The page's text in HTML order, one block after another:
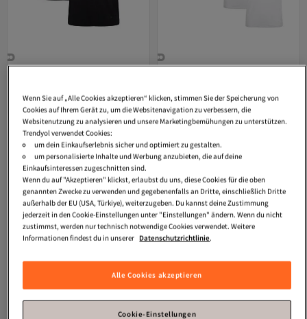
Rundhals, Single Jersey
Gratis Versand
Versand Kostenlos
42,45€
Rundhals, Single Jersey
Gratis Versand
Versand Kostenlos
70,95 €
Wenn Sie auf „Alle Cookies akzeptieren“ klicken, stimmen Sie der Speicherung von
Cookies auf Ihrem Gerät zu, um die Websitenavigation zu verbessern, die
Websitenutzung zu analysieren und unsere Marketingbemühungen zu unterstützen.
Trendyol verwendet Cookies:
um dein Einkaufserlebnis sicher und optimiert zu gestalten.
um personalisierte Inhalte und Werbung anzubieten, die auf deine
Einkaufsinteressen zugeschnitten sind.
Wenn du auf "Akzeptieren" klickst, erlaubst du uns, diese Cookies für die oben
genannten Zwecke zu verwenden und gegebenenfalls an Dritte, einschließlich Dritte
außerhalb der EU (USA, Türkiye), weiterzugeben. Du kannst deine Zustimmung
jederzeit in den Cookie-Einstellungen unter "Einstellungen" ändern. Wenn du nicht
zustimmst, werden nur technisch notwendige Cookies verwendet. Weitere
Informationen findest du in unserer Datenschutzrichtlinie.
Alle Cookies akzeptieren
Cookie-Einstellungen